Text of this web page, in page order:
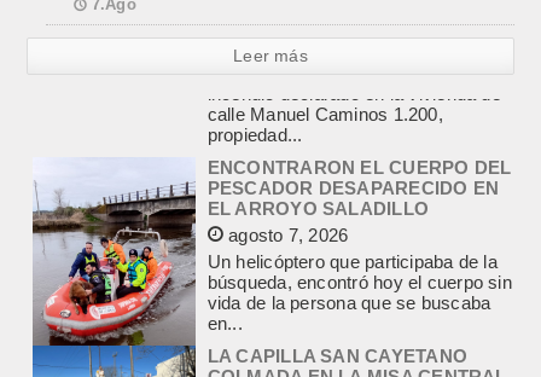
7.Ago
Leer más
ENCONTRARON EL CUERPO DEL
PESCADOR DESAPARECIDO EN
EL ARROYO SALADILLO
agosto 7, 2026
Un helicóptero que participaba de la
búsqueda, encontró hoy el cuerpo sin
vida de la persona que se buscaba
en...
LA CAPILLA SAN CAYETANO
COLMADA EN LA MISA CENTRAL
DE LA FIESTA DEL SANTO DEL
PAN Y EL TRABAJO